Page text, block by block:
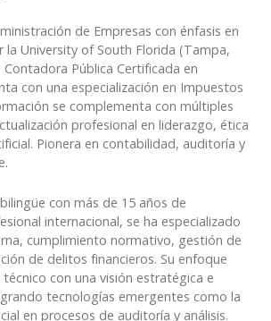
de Empresas con énfasis en
la University of South Florida (Tampa,
Contadora Pública Certificada en
con una especialización en Impuestos
se complementa con múltiples
profesional en liderazgo, ética
Pionera en contabilidad, auditoría y
con más de 15 años de
internacional, se ha especializado
cumplimiento normativo, gestión de
de delitos financieros. Su enfoque
con una visión estratégica e
tecnologías emergentes como la
en procesos de auditoría y análisis.